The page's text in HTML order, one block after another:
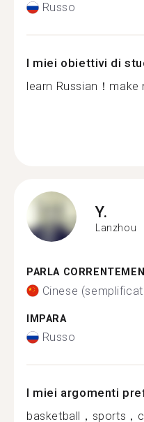
Russo
I miei obiettivi di
learn Russian！make
Y.
Lanzhou
PARLA
Cinese
IMPARA
Russo
I miei argomenti
basketball，sports，